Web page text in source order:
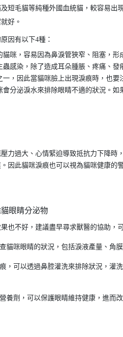
短毛貓等純種外國血統貓，較容易出
好。
因有以下4種：
咪，容易因為鼻淚管狹窄、阻塞，形
感染，除了造成耳朵腫脹、疼痛、發
，因此當貓咪臉上出現淚痕時，也要
分泌淚水來排除眼睛不適的狀況。
力過大、心情緊迫導致抵抗力下降時
因此貓咪淚痕也可以視為貓咪健康的
眼睛分泌物
也不好，建議盡早尋求獸醫的協助，
貓咪眼睛的狀況，包括淚液產量、角
，可以透過鼻腔灌洗來排除狀況，灌
養劑，可以保護眼睛維持健康，進而